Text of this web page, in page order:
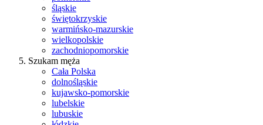
śląskie
świętokrzyskie
warmińsko-mazurskie
wielkopolskie
zachodniopomorskie
Szukam męża
Cała Polska
dolnośląskie
kujawsko-pomorskie
lubelskie
lubuskie